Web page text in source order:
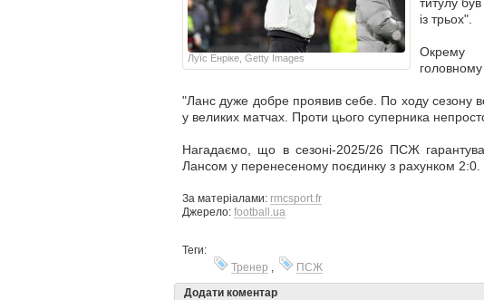
Луїс Енріке, Getty Images
титулу
із трьох".
Окрему
"Ланс дуже добре проявив себе. По ходу сезону
у великих матчах. Проти цього суперника
Нагадаємо, що в сезоні-2025/26 ПСЖ
Лансом у перенесеному поєдинку з рахунком 2:0.
За матеріалами: rmcsport.fr
Джерело: football.ua
Теги:
Тренер
ПСЖ
Додати коментар